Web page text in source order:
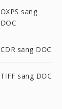
OXPS sang
DOC
CDR sang DOC
TIFF sang DOC